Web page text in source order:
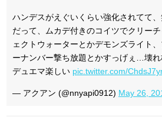
ハンデスがえぐいくらい強化されてて、
だって、ムカデ付きのコイツでクリー
ェクトウォーターとかデモンズライト
ーナンバー撃ち放題とかすっげぇ…壊れ
デュエマ楽しい pic.twitter.com/
— アクアン (@nnyapi0912) May 26,